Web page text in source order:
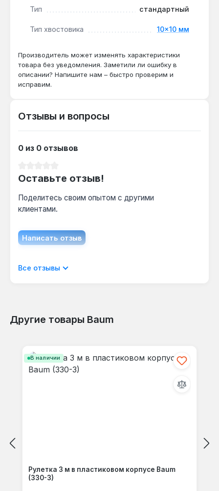
Подходит ли для откручивания
Да — хромованадиевая сталь (Cr-V) и 12-
гранный профиль накидной части с углом 30°
позволяют прикладывать высокий крутящий
момент без срыва граней крепежа.
Чем отличается от обычного рожкового
Комбинированная конструкция даёт два
усилия — это сокращает время работы на
Тип стандартный
Тип хвостовика 10×10 мм
Производитель может изменять характеристики
товара без уведомления. Заметили ли ошибку в
описании? Напишите нам – быстро проверим и
исправим.
Отзывы и вопросы
0 из 0 отзывов
Оставьте отзыв!
Поделитесь своим опытом с другими
клиентами.
Написать отзыв
Отображать отзывы только на текущем
Все отзывы
Другие товары Baum
В наличии
Рулетка 3 м в пластиковом корпусе Baum
(330-3)